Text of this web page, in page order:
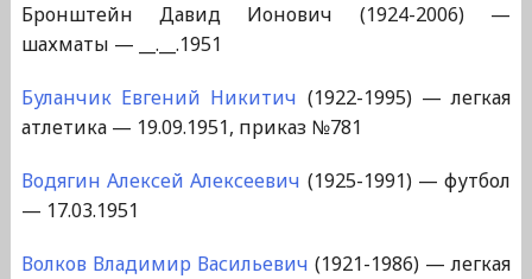
Бронштейн Давид Ионович (1924-2006) —
шахматы — __.__.1951
Буланчик Евгений Никитич (1922-1995) — легкая
атлетика — 19.09.1951, приказ №781
Водягин Алексей Алексеевич (1925-1991) — футбол
— 17.03.1951
Волков Владимир Васильевич (1921-1986) — легкая